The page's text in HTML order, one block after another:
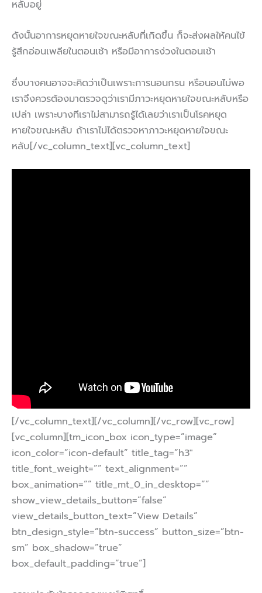
หลับอยู่
ดังนั้นอาการหยุดหายใจขณะหลับที่เกิดขึ้น ก็จะส่งผลให้คนไข้
รู้สึกอ่อนเพลียในตอนเช้า หรือมีอาการง่วงในตอนเช้า
ซึ่งบางคนอาจจะคิดว่าเป็นเพราะการนอนกรน หรือนอนไม่พอ
เราจึงควรต้องมาตรวจดูว่าเรามีภาวะหยุดหายใจขณะหลับหรือ
เปล่า เพราะบางทีเราไม่สามารถรู้ได้เลยว่าเราเป็นโรคหยุด
หายใจขณะหลับ ถ้าเราไม่ได้ตรวจหาภาวะหยุดหายใจขณะ
หลับ[/vc_column_text][vc_column_text]
[/vc_column_text][/vc_column][/vc_row][vc_row]
[vc_column][tm_icon_box icon_type=”image”
icon_color=”icon-default” title_tag=”h3″
title_font_weight=”” text_alignment=””
box_animation=”” title_mt_0_in_desktop=””
show_view_details_button=”false”
view_details_button_text=”View Details”
btn_design_style=”btn-success” button_size=”btn-
sm” box_shadow=”true”
box_default_padding=”true”]